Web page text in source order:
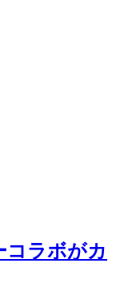
コラボがカ